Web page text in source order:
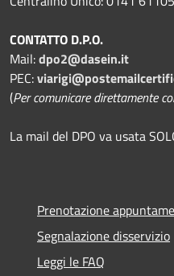
CONTATTO D.P.O.
Mail:dpo2@dasein.it
PEC:
(Per comunicare direttamente
La mail del DPO va usata
Prenotazione
Segnalazione disservizio
Leggi le FAQ